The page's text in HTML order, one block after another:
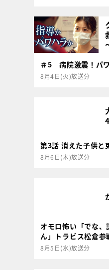
＃5 病院激震！パ
8月4日(火)放送分
第3話 消えた子供と
8月6日(木)放送分
オモロ怖い「でな
ん」トラビス松倉参
8月5日(水)放送分